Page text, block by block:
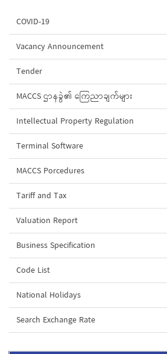
COVID-19
Vacancy Announcement
Tender
MACCS ဌာနခွဲ၏ ကြေညာချက်များ
Intellectual Property Regulation
Terminal Software
MACCS Porcedures
Tariff and Tax
Valuation Report
Business Specification
Code List
National Holidays
Search Exchange Rate